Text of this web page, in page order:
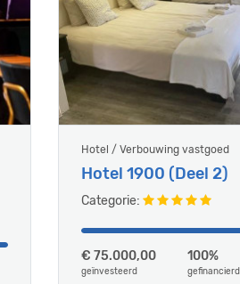
Hotel / Verbouwing vastgoed
Hotel 1900 (Deel 2)
Categorie:
€ 75.000,00
geïnvesteerd
100%
gefinancierd